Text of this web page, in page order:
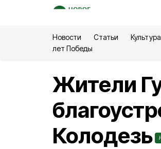
Новости Статьи Культура
лет Победы
Жители
Колодезь